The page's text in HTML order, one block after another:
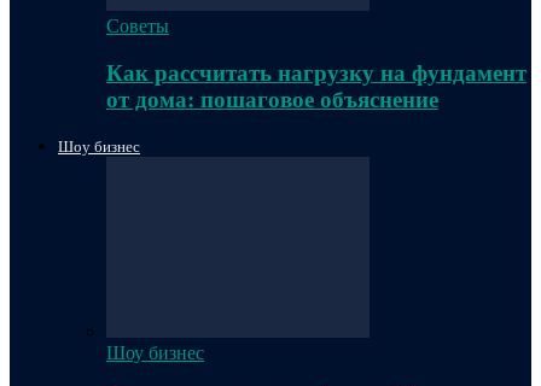
Советы
Как рассчитать нагрузку на фундамент
от дома: пошаговое объяснение
Шоу бизнес
Шоу бизнес